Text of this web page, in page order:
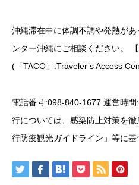
沖縄滞在中に体調不調や発熱が
ンター沖縄にご相談ください。
(「TACO」:Traveler’s Access
電話番号:098-840-1677 運営時
行については、感染防止対策を
行防疫観光ガイドライン」等に基